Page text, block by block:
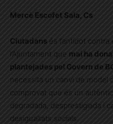
Mercè Escofet Sala, Cs
Ciutadans és l’antídot contra
l’Ajuntament que mai ha
plantejades pel Govern de
necessita un canvi de model
comprovat que és un
degradada, desprestigiada i
desigualtats socials.